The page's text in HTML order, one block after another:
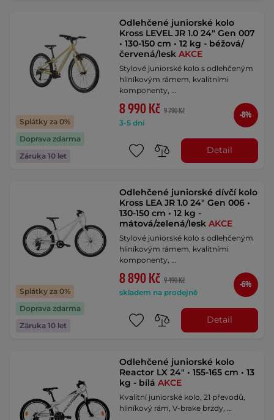
Splátky za 0%
Doprava zdarma
Záruka 10 let
Odlehčené juniorské kolo
Kross LEVEL JR 1.0 24" Gen 007
• 130-150 cm • 12 kg - béžová/
červená/leskAKCE
Stylové juniorské kolo s odlehčeným
hliníkovým rámem, kvalitními
komponenty, …
8 990 Kč 9 790 Kč
3-5 dní
-8%
Detail
Splátky za 0%
Doprava zdarma
Záruka 10 let
Odlehčené juniorské dívčí kolo
Kross LEA JR 1.0 24" Gen 006 •
130-150 cm • 12 kg -
mátová/zelená/leskAKCE
Stylové juniorské kolo s odlehčeným
hliníkovým rámem, kvalitními
komponenty, …
8 890 Kč 9 490 Kč
skladem na prodejně
-6%
Detail
Odlehčené juniorské kolo
Reactor LX 24" • 155-165 cm • 13
kg - bíláAKCE
Kvalitní juniorské kolo, 21 převodů,
hliníkový rám, V-brake brzdy, …